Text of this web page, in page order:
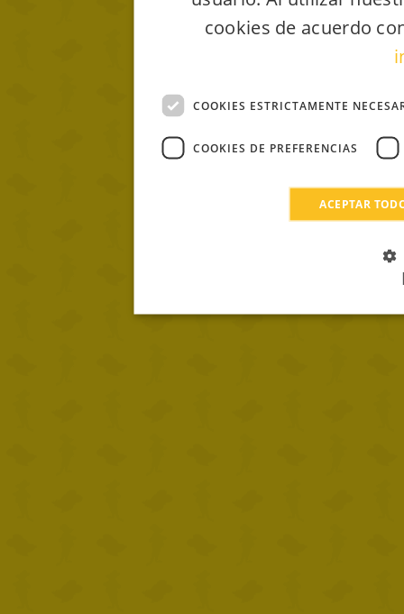
cookies de acuerdo
COOKIES ESTRICTAMENTE
COOKIES DE PREFERENCIAS
ACEPTAR